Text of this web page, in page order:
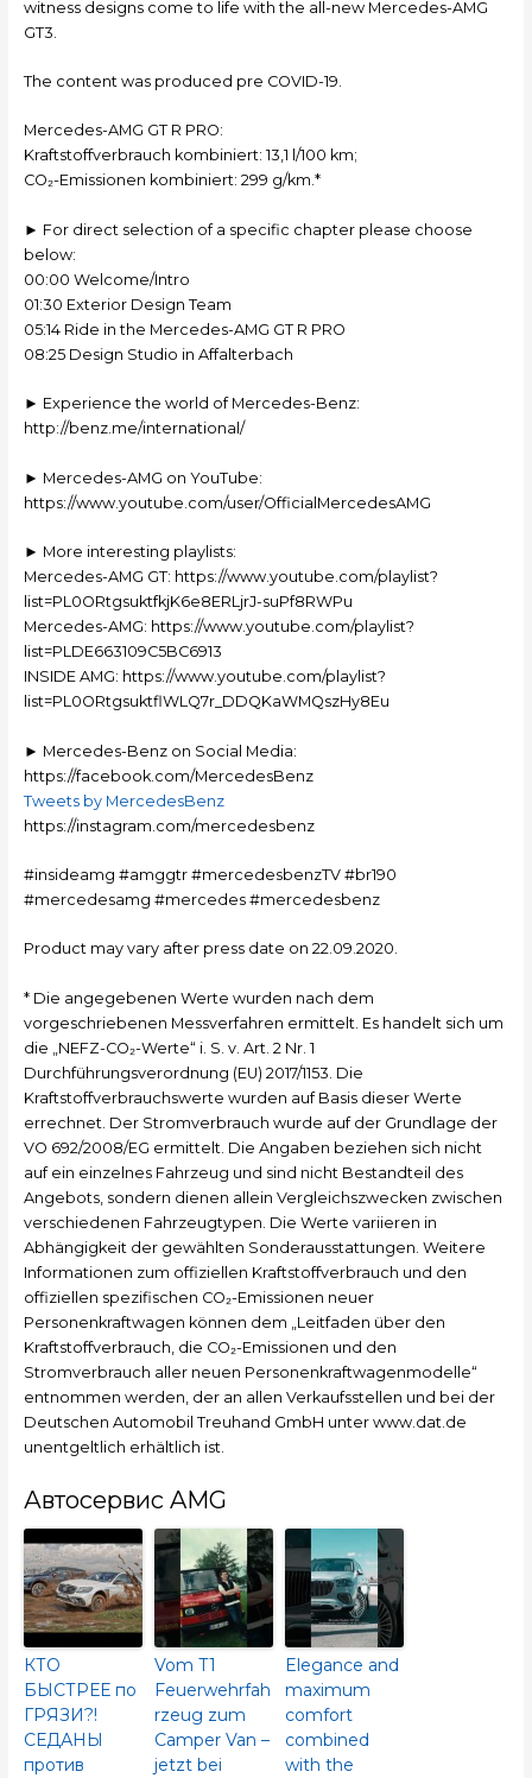
witness designs come to life with the all-new Mercedes-AMG
GT3.
The content was produced pre COVID-19.
Mercedes-AMG GT R PRO:
Kraftstoffverbrauch kombiniert: 13,1 l/100 km;
CO₂-Emissionen kombiniert: 299 g/km.*
► For direct selection of a specific chapter please choose
below:
00:00 Welcome/Intro
01:30 Exterior Design Team
05:14 Ride in the Mercedes-AMG GT R PRO
08:25 Design Studio in Affalterbach
► Experience the world of Mercedes-Benz:
http://benz.me/international/
► Mercedes-AMG on YouTube:
https://www.youtube.com/user/OfficialMercedesAMG
► More interesting playlists:
Mercedes-AMG GT: https://www.youtube.com/playlist?
list=PL0ORtgsuktfkjK6e8ERLjrJ-suPf8RWPu
Mercedes-AMG: https://www.youtube.com/playlist?
list=PLDE663109C5BC6913
INSIDE AMG: https://www.youtube.com/playlist?
list=PL0ORtgsuktflWLQ7r_DDQKaWMQszHy8Eu
► Mercedes-Benz on Social Media:
https://facebook.com/MercedesBenz
Tweets by MercedesBenz
https://instagram.com/mercedesbenz
#insideamg #amggtr #mercedesbenzTV #br190
#mercedesamg #mercedes #mercedesbenz
Product may vary after press date on 22.09.2020.
* Die angegebenen Werte wurden nach dem
vorgeschriebenen Messverfahren ermittelt. Es handelt sich um
die „NEFZ-CO₂-Werte“ i. S. v. Art. 2 Nr. 1
Durchführungsverordnung (EU) 2017/1153. Die
Kraftstoffverbrauchswerte wurden auf Basis dieser Werte
errechnet. Der Stromverbrauch wurde auf der Grundlage der
VO 692/2008/EG ermittelt. Die Angaben beziehen sich nicht
auf ein einzelnes Fahrzeug und sind nicht Bestandteil des
Angebots, sondern dienen allein Vergleichszwecken zwischen
verschiedenen Fahrzeugtypen. Die Werte variieren in
Abhängigkeit der gewählten Sonderausstattungen. Weitere
Informationen zum offiziellen Kraftstoffverbrauch und den
offiziellen spezifischen CO₂-Emissionen neuer
Personenkraftwagen können dem „Leitfaden über den
Kraftstoffverbrauch, die CO₂-Emissionen und den
Stromverbrauch aller neuen Personenkraftwagenmodelle“
entnommen werden, der an allen Verkaufsstellen und bei der
Deutschen Automobil Treuhand GmbH unter www.dat.de
unentgeltlich erhältlich ist.
Автосервис AMG
КТО
БЫСТРЕЕ по
ГРЯЗИ?!
СЕДАНЫ
против
Vom T1
Feuerwehrfah
rzeug zum
Camper Van –
jetzt bei
Elegance and
maximum
comfort
combined
with the